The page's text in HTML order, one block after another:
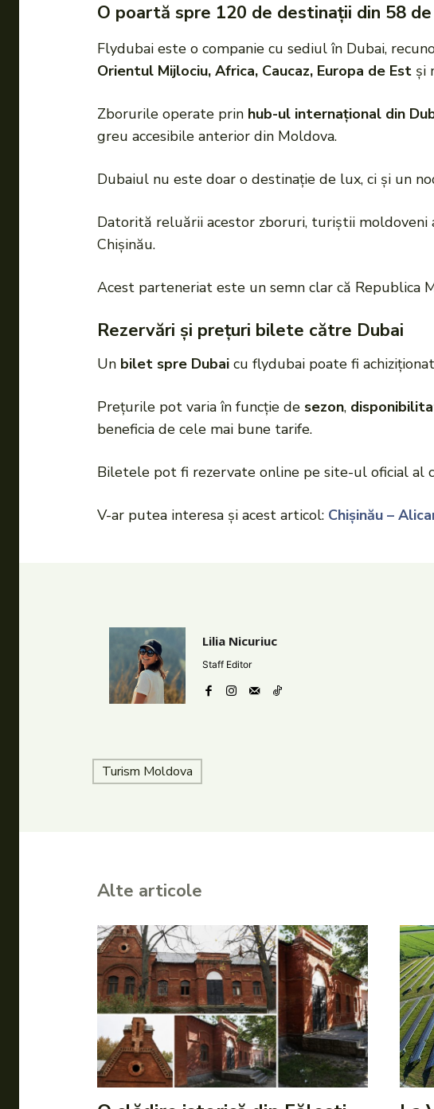
O poartă spre 120 de destinații din 58
Flydubai este o companie cu sediul în Dubai,
Orientul Mijlociu, Africa, Caucaz, Europa de Est și
Zborurile operate prin hub-ul internațional din
greu accesibile anterior din Moldova.
Dubaiul nu este doar o destinație de lux, ci și un
Datorită reluării acestor zboruri, turiștii
Chișinău.
Acest parteneriat este un semn clar că Republica
Rezervări și prețuri bilete către Dubai
Un bilet spre Dubai cu flydubai poate fi
Prețurile pot varia în funcție de sezon,
beneficia de cele mai bune tarife.
Biletele pot fi rezervate online pe site-ul oficial al
V-ar putea interesa și acest articol: Chișinău –
Lilia Nicuriuc
Staff Editor
Turism Moldova
Alte articole